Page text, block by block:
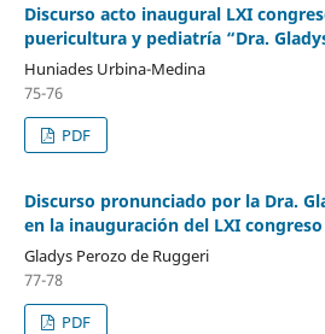
Discurso acto inaugural LXI
puericultura y pediatría “Dra.
Huniades Urbina-Medina
75-76
PDF
Discurso pronunciado por la Dra.
en la inauguración del LXI
Gladys Perozo de Ruggeri
77-78
PDF